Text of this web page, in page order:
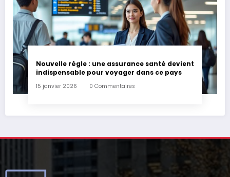
Nouvelle règle : une assurance santé devient
indispensable pour voyager dans ce pays
15 janvier 2026 0 Commentaires